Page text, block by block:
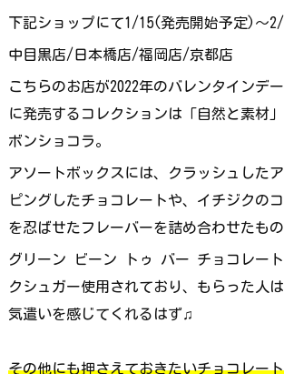
下記ショップにて1/15(発売開始予定)〜2/
中目黒店/日本橋店/福岡店/京都店
こちらのお店が2022年のバレンタインデ
に発売するコレクションは「自然と素材
ボンショコラ。
アソートボックスには、クラッシュした
ピングしたチョコレートや、イチジクの
を忍ばせたフレーバーを詰め合わせたもの
グリーン ビーン トゥ バー チョコレート
クシュガー使用されており、もらった人
気遣いを感じてくれるはず♫
その他にも押さえておきたいチョコレート